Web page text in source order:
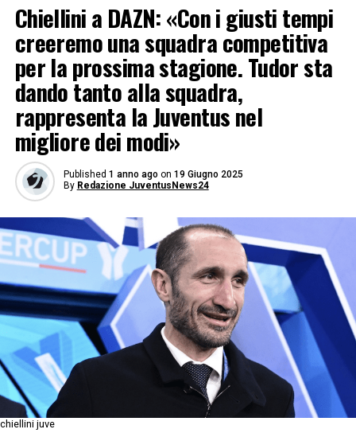
Chiellini a DAZN: «Con i giusti tempi
creeremo una squadra competitiva
per la prossima stagione. Tudor sta
dando tanto alla squadra,
rappresenta la Juventus nel
migliore dei modi»
Published 1 anno ago on 19 Giugno 2025
By Redazione JuventusNews24
chiellini juve